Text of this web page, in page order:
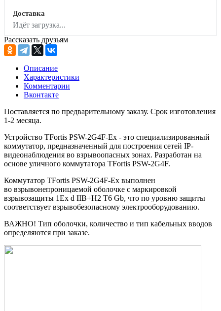
Доставка
Идёт загрузка...
Рассказать друзьям
Описание
Характеристики
Комментарии
Вконтакте
Поставляется по предварительному заказу. Срок изготовления
1-2 месяца.
Устройство TFortis PSW-2G4F-Ex - это специализированный
коммутатор, предназначенный для построения сетей IP-
видеонаблюдения во взрывоопасных зонах. Разработан на
основе уличного коммутатора TFortis PSW-2G4F.
Коммутатор TFortis PSW-2G4F-Ex выполнен
во взрывонепроницаемой оболочке с маркировкой
взрывозащиты 1Ex d IIB+H2 T6 Gb, что по уровню защиты
соответствует взрывобезопасному электрооборудованию.
ВАЖНО! Тип оболочки, количество и тип кабельных вводов
определяются при заказе.